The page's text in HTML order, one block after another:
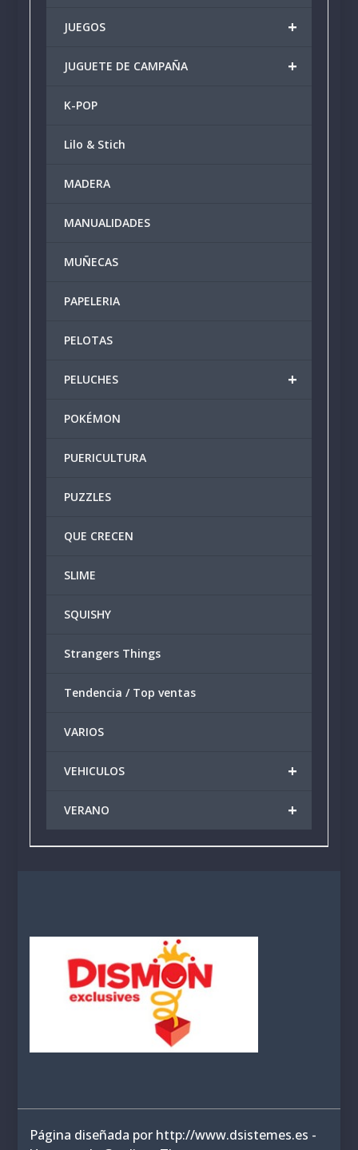
+
JUEGOS
+
JUGUETE DE CAMPAÑA
K-POP
Lilo & Stich
MADERA
MANUALIDADES
MUÑECAS
PAPELERIA
PELOTAS
+
PELUCHES
POKÉMON
PUERICULTURA
PUZZLES
QUE CRECEN
SLIME
SQUISHY
Strangers Things
Tendencia / Top ventas
VARIOS
+
VEHICULOS
+
VERANO
Página diseñada por http://www.dsistemes.es -